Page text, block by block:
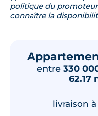
politique du
connaître la
entre 330
62.17
livraison